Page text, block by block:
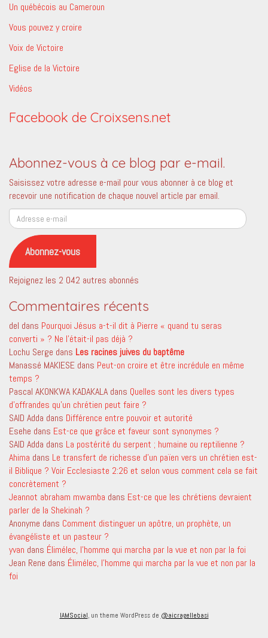
Un québécois au Cameroun
Vous pouvez y croire
Voix de Victoire
Eglise de la Victoire
Vidéos
Facebook de Croixsens.net
Abonnez-vous à ce blog par e-mail.
Saisissez votre adresse e-mail pour vous abonner à ce blog et
recevoir une notification de chaque nouvel article par email.
Adresse
e-
mail
Abonnez-vous
Rejoignez les 2 042 autres abonnés
Commentaires récents
del dans Pourquoi Jésus a-t-il dit à Pierre « quand tu seras
converti » ? Ne l’était-il pas déjà ?
Lochu Serge dans Les racines juives du baptême
Manassé MAKIESE dans Peut-on croire et être incrédule en même
temps ?
Pascal AKONKWA KADAKALA dans Quelles sont les divers types
d’offrandes qu’un chrétien peut faire ?
SAID Adda dans Différence entre pouvoir et autorité
Esehe dans Est-ce que grâce et faveur sont synonymes ?
SAID Adda dans La postérité du serpent ; humaine ou reptilienne ?
Ahima dans Le transfert de richesse d’un païen vers un chrétien est-
il Biblique ? Voir Ecclesiaste 2:26 et selon vous comment cela se fait
concrètement ?
Jeannot abraham mwamba dans Est-ce que les chrétiens devraient
parler de la Shekinah ?
Anonyme dans Comment distinguer un apôtre, un prophète, un
évangéliste et un pasteur ?
yvan dans Élimélec, l’homme qui marcha par la vue et non par la foi
Jean Rene dans Élimélec, l’homme qui marcha par la vue et non par la
foi
IAMSocial, un theme WordPress de @aicragellebasi